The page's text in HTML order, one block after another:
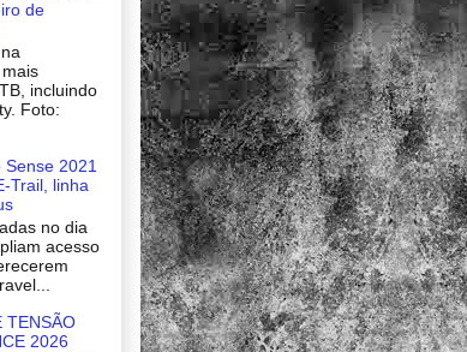
de
incluindo
Foto:
2021
Trail, linha
no dia
acesso
TENSÃO
2026